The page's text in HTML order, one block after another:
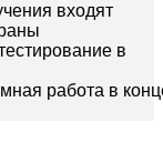
входят
в
работа в